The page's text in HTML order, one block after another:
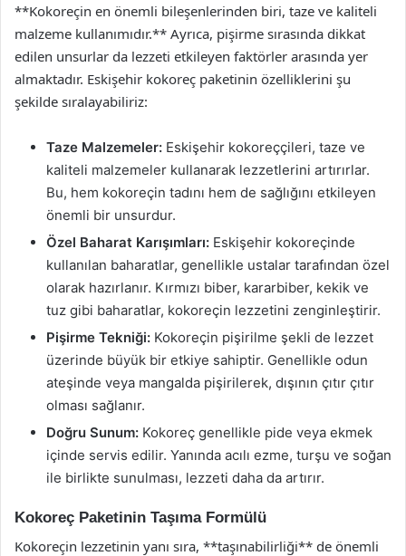
**Kokoreçin en önemli bileşenlerinden biri, taze ve kaliteli
malzeme kullanımıdır.** Ayrıca, pişirme sırasında dikkat
edilen unsurlar da lezzeti etkileyen faktörler arasında yer
almaktadır. Eskişehir kokoreç paketinin özelliklerini şu
şekilde sıralayabiliriz:
Taze Malzemeler: Eskişehir kokoreççileri, taze ve
kaliteli malzemeler kullanarak lezzetlerini artırırlar.
Bu, hem kokoreçin tadını hem de sağlığını etkileyen
önemli bir unsurdur.
Özel Baharat Karışımları: Eskişehir kokoreçinde
kullanılan baharatlar, genellikle ustalar tarafından özel
olarak hazırlanır. Kırmızı biber, kararbiber, kekik ve
tuz gibi baharatlar, kokoreçin lezzetini zenginleştirir.
Pişirme Tekniği: Kokoreçin pişirilme şekli de lezzet
üzerinde büyük bir etkiye sahiptir. Genellikle odun
ateşinde veya mangalda pişirilerek, dışının çıtır çıtır
olması sağlanır.
Doğru Sunum: Kokoreç genellikle pide veya ekmek
içinde servis edilir. Yanında acılı ezme, turşu ve soğan
ile birlikte sunulması, lezzeti daha da artırır.
Kokoreç Paketinin Taşıma Formülü
Kokoreçin lezzetinin yanı sıra, **taşınabilirliği** de önemli